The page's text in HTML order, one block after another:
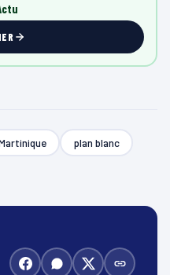
plan blanc